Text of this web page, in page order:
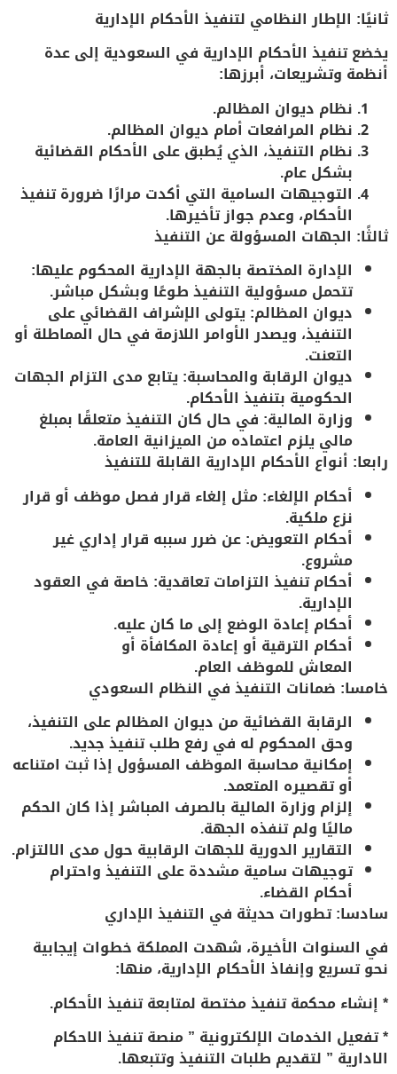
ثانيًا: الإطار النظامي لتنفيذ الأحكام الإدارية
يخضع تنفيذ الأحكام الإدارية في السعودية إلى عدة
أنظمة وتشريعات، أبرزها:
نظام ديوان المظالم.
نظام المرافعات أمام ديوان المظالم.
نظام التنفيذ، الذي يُطبق على الأحكام القضائية
بشكل عام.
التوجيهات السامية التي أكدت مرارًا ضرورة تنفيذ
الأحكام، وعدم جواز تأخيرها.
ثالثًا: الجهات المسؤولة عن التنفيذ
الإدارة المختصة بالجهة الإدارية المحكوم عليها:
تتحمل مسؤولية التنفيذ طوعًا وبشكل مباشر.
ديوان المظالم: يتولى الإشراف القضائي على
التنفيذ، ويصدر الأوامر اللازمة في حال المماطلة أو
التعنت.
ديوان الرقابة والمحاسبة: يتابع مدى التزام الجهات
الحكومية بتنفيذ الأحكام.
وزارة المالية: في حال كان التنفيذ متعلقًا بمبلغ
مالي يلزم اعتماده من الميزانية العامة.
رابعا: أنواع الأحكام الإدارية القابلة للتنفيذ
أحكام الإلغاء: مثل إلغاء قرار فصل موظف أو قرار
نزع ملكية.
أحكام التعويض: عن ضرر سببه قرار إداري غير
مشروع.
أحكام تنفيذ التزامات تعاقدية: خاصة في العقود
الإدارية.
أحكام إعادة الوضع إلى ما كان عليه.
أحكام الترقية أو إعادة المكافأة أو
المعاش للموظف العام.
خامسا: ضمانات التنفيذ في النظام السعودي
الرقابة القضائية من ديوان المظالمعلى التنفيذ،
وحق المحكوم له في رفع طلب تنفيذ جديد.
إمكانية محاسبة الموظف المسؤول إذا ثبت امتناعه
أو تقصيره المتعمد.
إلزام وزارة المالية بالصرف المباشرإذا كان الحكم
ماليًا ولم تنفذه الجهة.
التقارير الدورية للجهات الرقابية حول مدى الالتزام.
توجيهات سامية مشددةعلى التنفيذ واحترام
أحكام القضاء.
سادسا: تطورات حديثة في التنفيذ الإداري
في السنوات الأخيرة، شهدت المملكة خطوات إيجابية
نحو تسريع وإنفاذ الأحكام الإدارية، منها:
* إنشاء محكمة تنفيذ مختصة لمتابعة تنفيذ الأحكام.
* تفعيل الخدمات الإلكترونية ” منصة تنفيذ الاحكام
الادارية ” لتقديم طلبات التنفيذ وتتبعها.